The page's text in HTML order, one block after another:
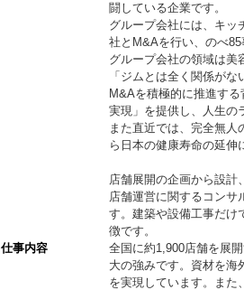
仕事内容
闘している企業です。
グループ会社には、キッ
社とM&Aを行い、のべ85
グループ会社の領域は美
「ジムとは全く関係がな
M&Aを積極的に推進す
実現」を提供し、人生の
また直近では、完全無
ら日本の健康寿命の延伸
店舗展開の企画から設計
店舗運営に関するコンサ
す。建築や設備工事だけ
徴です。
全国に約1,900店舗を展
大の強みです。資材を海
を実現しています。また